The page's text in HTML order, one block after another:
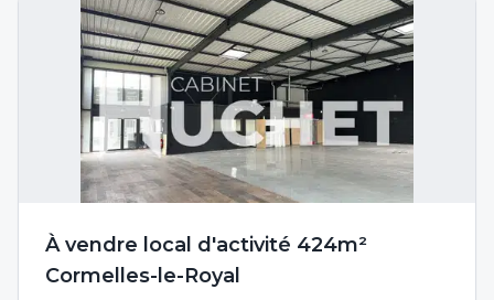
À vendre local d'activité 424m²
Cormelles-le-Royal